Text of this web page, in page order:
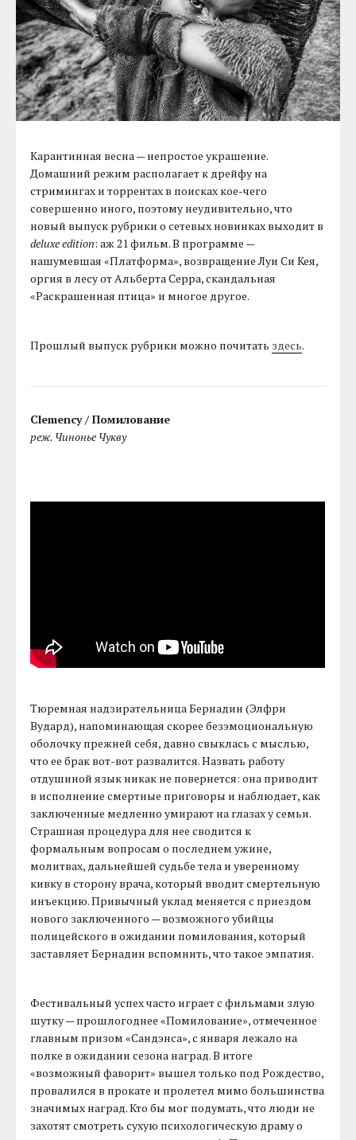
Карантинная весна — непростое украшение.
Домашний режим располагает к дрейфу на
стримингах и торрентах в поисках кое-чего
совершенно иного, поэтому неудивительно, что
новый выпуск рубрики о сетевых новинках выходит в
deluxe edition: аж 21 фильм. В программе —
нашумевшая «Платформа», возвращение Луи Си Кея,
оргия в лесу от Альберта Серра, скандальная
«Раскрашенная птица» и многое другое.
Прошлый выпуск рубрики можно почитать здесь.
Clemency / Помилование
реж. Чинонье Чукву
Тюремная надзирательница Бернадин (Элфри
Вудард), напоминающая скорее безэмоциональную
оболочку прежней себя, давно свыклась с мыслью,
что ее брак вот-вот развалится. Назвать работу
отдушиной язык никак не повернется: она приводит
в исполнение смертные приговоры и наблюдает, как
заключенные медленно умирают на глазах у семьи.
Страшная процедура для нее сводится к
формальным вопросам о последнем ужине,
молитвах, дальнейшей судьбе тела и уверенному
кивку в сторону врача, который вводит смертельную
инъекцию. Привычный уклад меняется с приездом
нового заключенного — возможного убийцы
полицейского в ожидании помилования, который
заставляет Бернадин вспомнить, что такое эмпатия.
Фестивальный успех часто играет с фильмами злую
шутку — прошлогоднее «Помилование», отмеченное
главным призом «Сандэнса», с января лежало на
полке в ожидании сезона наград. В итоге
«возможный фаворит» вышел только под Рождество,
провалился в прокате и пролетел мимо большинства
значимых наград. Кто бы мог подумать, что люди не
захотят смотреть сухую психологическую драму о